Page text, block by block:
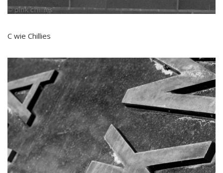
C wie Chillies